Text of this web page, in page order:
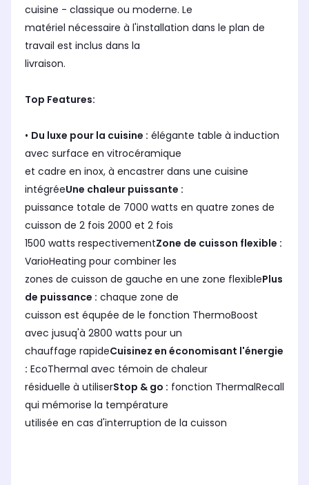
cuisine - classique ou moderne. Le
matériel nécessaire à l'installation dans le plan de
travail est inclus dans la
livraison.
Top Features:
• Du luxe pour la cuisine : élégante table à induction
avec surface en vitrocéramique
et cadre en inox, à encastrer dans une cuisine
intégréeUne chaleur puissante :
puissance totale de 7000 watts en quatre zones de
cuisson de 2 fois 2000 et 2 fois
1500 watts respectivementZone de cuisson flexible :
VarioHeating pour combiner les
zones de cuisson de gauche en une zone flexiblePlus
de puissance : chaque zone de
cuisson est équpée de le fonction ThermoBoost
avec jusuq'à 2800 watts pour un
chauffage rapideCuisinez en économisant l'énergie
: EcoThermal avec témoin de chaleur
résiduelle à utiliserStop & go : fonction ThermalRecall
qui mémorise la température
utilisée en cas d'interruption de la cuisson